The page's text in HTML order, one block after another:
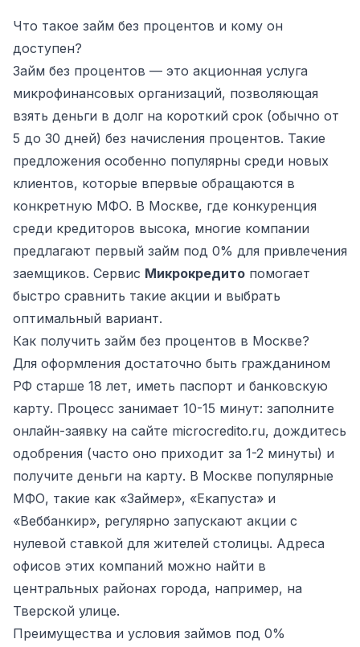
Что такое займ без процентов и кому он
доступен?
Займ без процентов — это акционная услуга
микрофинансовых организаций, позволяющая
взять деньги в долг на короткий срок (обычно от
5 до 30 дней) без начисления процентов. Такие
предложения особенно популярны среди новых
клиентов, которые впервые обращаются в
конкретную МФО. В Москве, где конкуренция
среди кредиторов высока, многие компании
предлагают первый займ под 0% для привлечения
заемщиков. Сервис Микрокредито помогает
быстро сравнить такие акции и выбрать
оптимальный вариант.
Как получить займ без процентов в Москве?
Для оформления достаточно быть гражданином
РФ старше 18 лет, иметь паспорт и банковскую
карту. Процесс занимает 10-15 минут: заполните
онлайн-заявку на сайте microcredito.ru, дождитесь
одобрения (часто оно приходит за 1-2 минуты) и
получите деньги на карту. В Москве популярные
МФО, такие как «Займер», «Екапуста» и
«Веббанкир», регулярно запускают акции с
нулевой ставкой для жителей столицы. Адреса
офисов этих компаний можно найти в
центральных районах города, например, на
Тверской улице.
Преимущества и условия займов под 0%